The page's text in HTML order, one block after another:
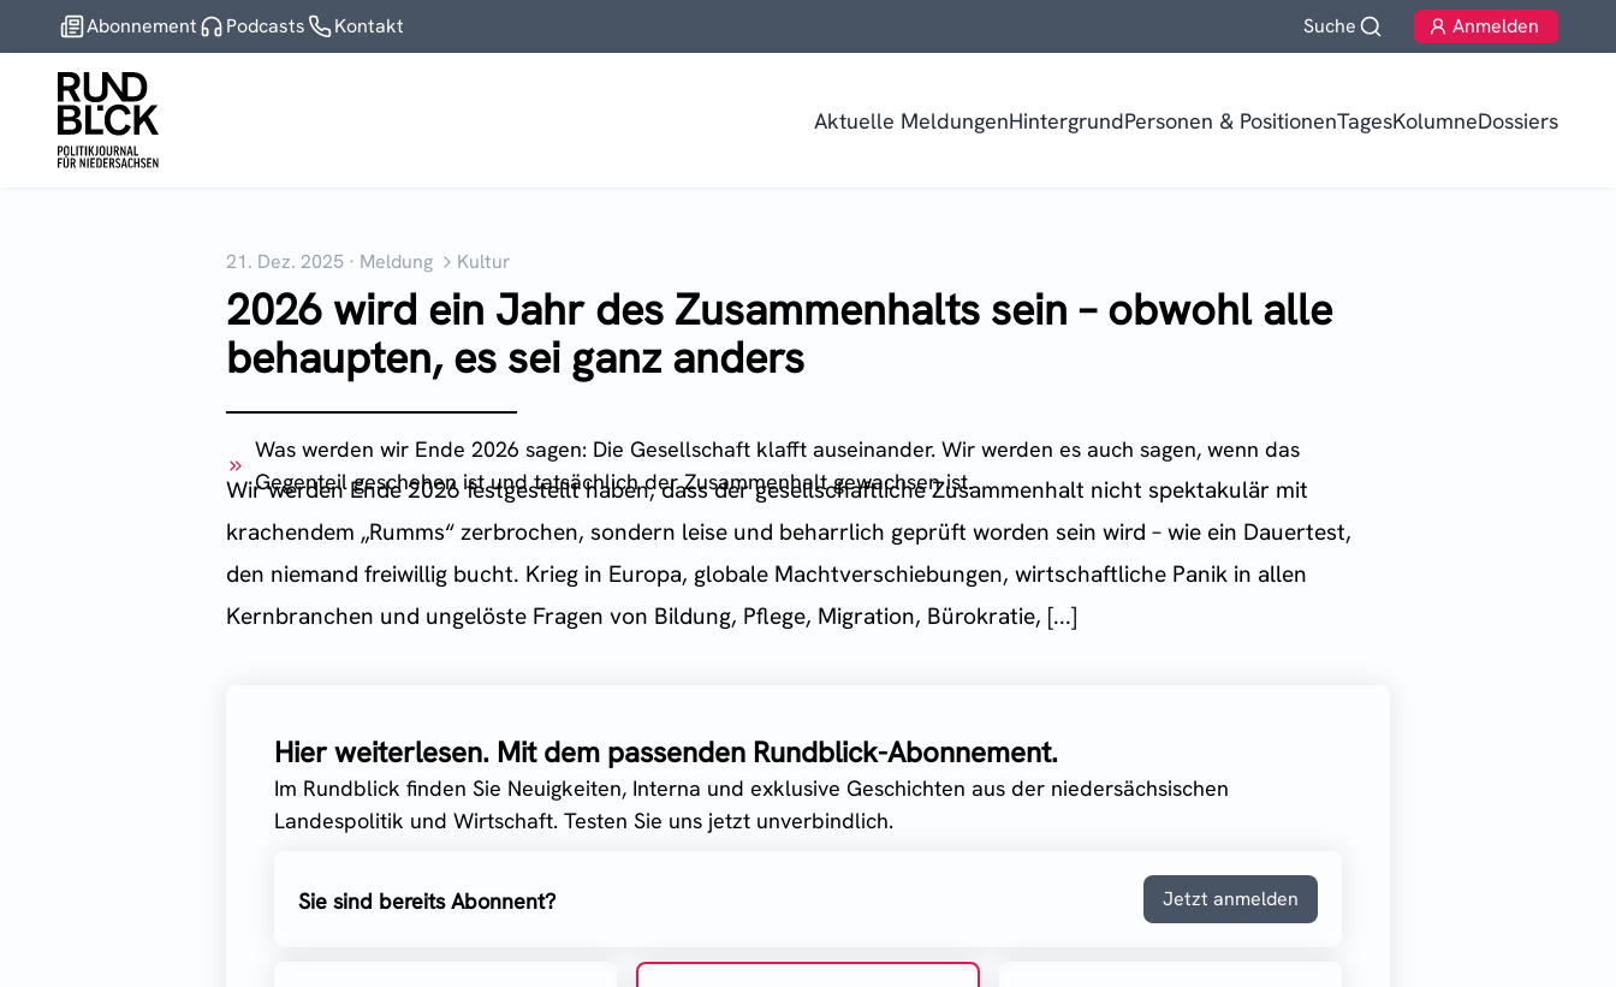
Abonnement Podcasts Kontakt Suche Anmelden
Aktuelle MeldungenHintergrundPersonen & PositionenTagesKolumneDossiers
21. Dez. 2025 · Meldung Kultur
2026 wird ein Jahr des Zusammenhalts sein – obwohl alle
behaupten, es sei ganz anders
Was werden wir Ende 2026 sagen: Die Gesellschaft klafft auseinander. Wir werden es auch sagen, wenn das
Gegenteil geschehen ist und tatsächlich der Zusammenhalt gewachsen ist.
Wir werden Ende 2026 festgestellt haben, dass der gesellschaftliche Zusammenhalt nicht spektakulär mit
krachendem „Rumms“ zerbrochen, sondern leise und beharrlich geprüft worden sein wird – wie ein Dauertest,
den niemand freiwillig bucht. Krieg in Europa, globale Machtverschiebungen, wirtschaftliche Panik in allen
Kernbranchen und ungelöste Fragen von Bildung, Pflege, Migration, Bürokratie, [...]
Hier weiterlesen. Mit dem passenden Rundblick-Abonnement.
Im Rundblick finden Sie Neuigkeiten, Interna und exklusive Geschichten aus der niedersächsischen
Landespolitik und Wirtschaft. Testen Sie uns jetzt unverbindlich.
Sie sind bereits Abonnent? Jetzt anmelden